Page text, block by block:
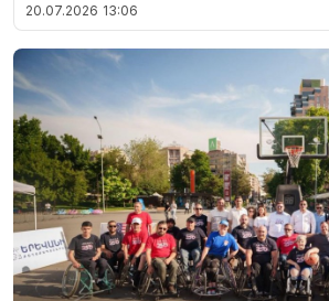
20.07.2026 13:06